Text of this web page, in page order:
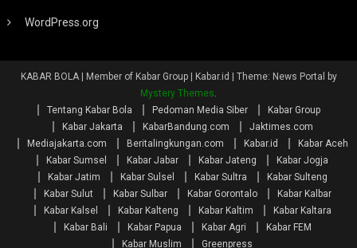
WordPress.org
KABAR BOLA | Member of Kabar Group | Kabar.id
Theme: News Portal by
Mystery Themes.
Tentang Kabar Bola
Pedoman Media Siber
Kabar Group
Kabar Jakarta
KabarBandung.com
Jaktimes.com
Mediajakarta.com
Beritalingkungan.com Kabar.id
Kabar Aceh
Kabar Sumsel
Kabar Jabar Kabar Jateng
Kabar Jogja
Kabar Jatim
Kabar Sulsel Kabar Sultra
Kabar Sulteng
Kabar Sulut
Kabar Sulbar Kabar Gorontalo
Kabar Kalbar
Kabar Kalsel
Kabar Kalteng Kabar Kaltim
Kabar Kaltara
Kabar Bali
Kabar Papua Kabar Agri
Kabar FEM
Kabar Muslim
Greenpress